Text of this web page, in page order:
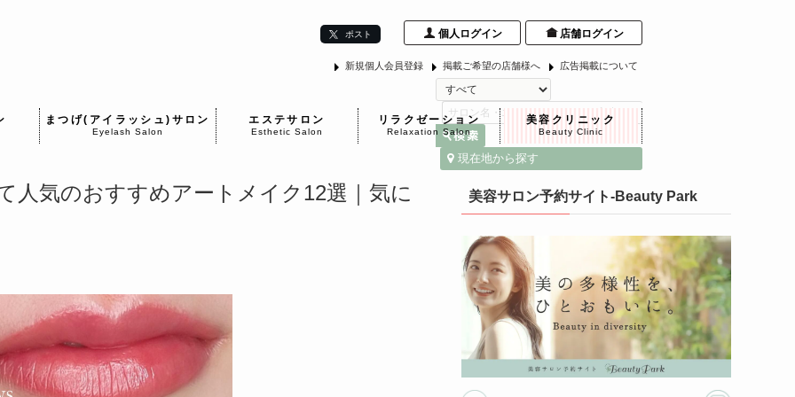
個人ログイン 店舗ログイン
ポスト
広告掲載について
掲載ご希望の店舗様へ
新規個人会員登録
現在地から探す
まつげ(アイラッシュ)サロン
Eyelash Salon
エステサロン
Esthetic Salon
リラクゼーション
Relaxation Salon
美容クリニック
Beauty Clinic
人気のおすすめアートメイク12選｜気に 美容サロン予約サイト-Beauty Park